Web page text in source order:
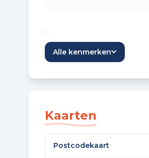
WOONOPPERVLAKTE
7 m²
Alle kenmerken
Kaarten
Postcodekaart